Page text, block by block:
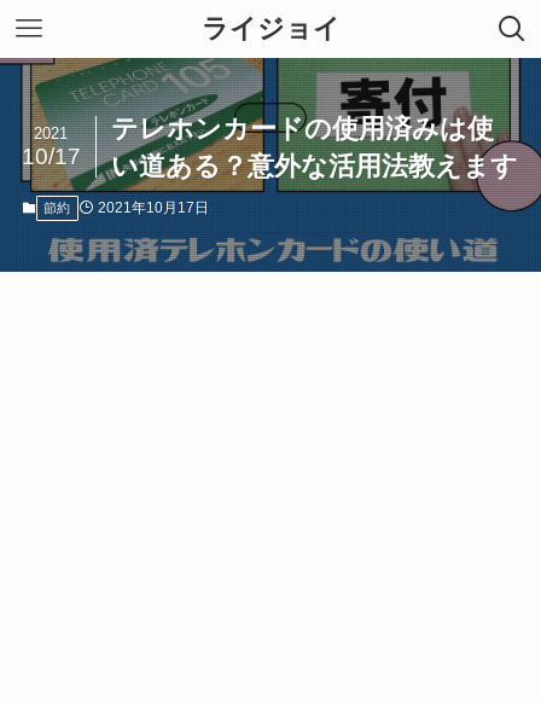
ライジョイ
テレホンカードの使用済みは使
い道ある？意外な活用法教えます
2021
10/17
節約 2021年10月17日